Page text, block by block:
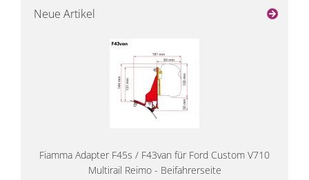
Neue Artikel
Fiamma Adapter F45s / F43van für Ford Custom V710
Multirail Reimo - Beifahrerseite